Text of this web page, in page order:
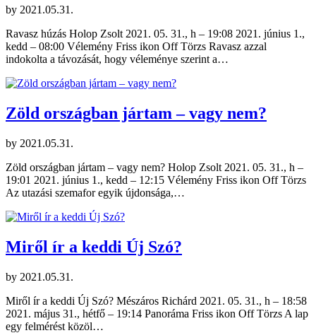
by 2021.05.31.
Ravasz húzás Holop Zsolt 2021. 05. 31., h – 19:08 2021. június 1.,
kedd – 08:00 Vélemény Friss ikon Off Törzs Ravasz azzal
indokolta a távozását, hogy véleménye szerint a…
Zöld országban jártam – vagy nem?
by 2021.05.31.
Zöld országban jártam – vagy nem? Holop Zsolt 2021. 05. 31., h –
19:01 2021. június 1., kedd – 12:15 Vélemény Friss ikon Off Törzs
Az utazási szemafor egyik újdonsága,…
Miről ír a keddi Új Szó?
by 2021.05.31.
Miről ír a keddi Új Szó? Mészáros Richárd 2021. 05. 31., h – 18:58
2021. május 31., hétfő – 19:14 Panoráma Friss ikon Off Törzs A lap
egy felmérést közöl…